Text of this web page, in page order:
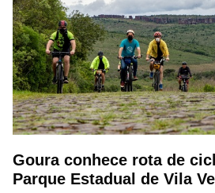
Goura conhece rota de
Parque Estadual de Vila